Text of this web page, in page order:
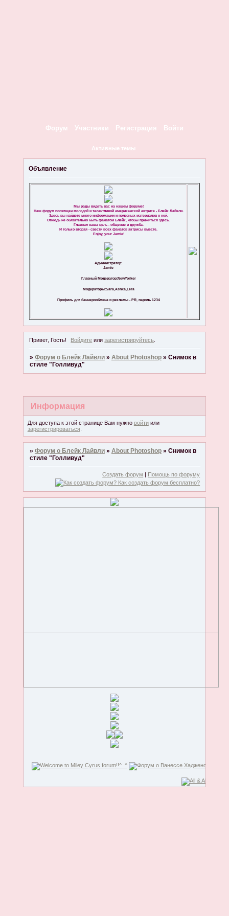
Форум Участники Регистрация Войти
Активные темы
Объявление
Мы рады видеть вас на нашем форуме!
Наш форум посвящен молодой и талантливой американской актрисе - Блейк Лайвли.
Здесь вы найдете много информации и полезных материалов о ней.
Отнюдь не обязательно быть фанатом Блейк, чтобы прижиться здесь.
Главная наша цель - общение и дружба.
И только вторая - свести всех фанатов актрисы вместе.
Enjoy, your Jamie!
Администратор:
Jamie
Главный Модератор:NewYorker
Модераторы:Sara,Ashka,Lera
Профиль для баннерообмена и рекламы - PR, пароль 1234
Привет, Гость! Войдите илизарегистрируйтесь
» Форум о Блейк Лайвли » About Photoshop » Снимок в
стиле "Голливуд"
Информация
Для доступа к этой странице Вам нужно войтиили
зарегистрироваться.
» Форум о Блейк Лайвли » About Photoshop » Снимок в
стиле "Голливуд"
Создать форум | Помощь по форуму